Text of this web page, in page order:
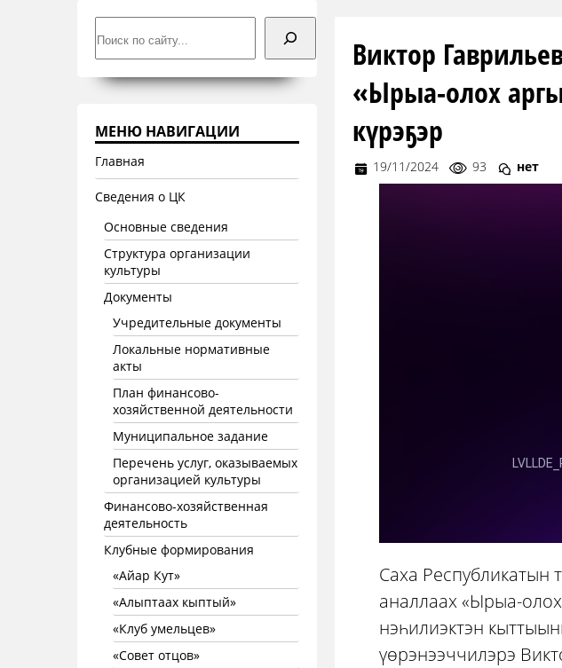
МЕНЮ НАВИГАЦИИ
Главная
Сведения о ЦК
Основные сведения
Структура организации
культуры
Документы
Учредительные документы
Локальные нормативные
акты
План финансово-
хозяйственной деятельности
Муниципальное задание
Перечень услуг, оказываемых
организацией культуры
Финансово-хозяйственная
деятельность
Клубные формирования
«Айар Кут»
«Алыптаах кыптый»
«Клуб умельцев»
«Совет отцов»
Виктор
«Ырыа-олох
күрэҕэр
19/11/2024 93 нет
Саха Республикатын
аналлаах «Ырыа-
нэһилиэктэн
үөрэнээччилэрэ